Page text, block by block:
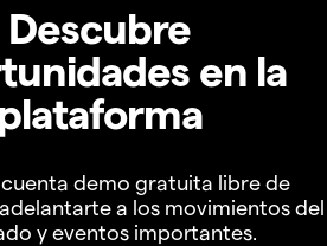
Descubre
en la
plataforma
demo gratuita libre de
a los movimientos del
y eventos importantes.